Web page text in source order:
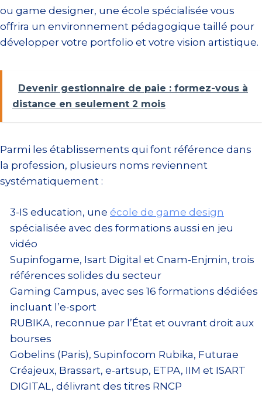
ou game designer, une école spécialisée vous
offrira un environnement pédagogique taillé pour
développer votre portfolio et votre vision artistique.
Devenir gestionnaire de paie : formez-vous à
distance en seulement 2 mois
Parmi les établissements qui font référence dans
la profession, plusieurs noms reviennent
systématiquement :
3-IS education, une école de game design
spécialisée avec des formations aussi en jeu
vidéo
Supinfogame, Isart Digital et Cnam-Enjmin, trois
références solides du secteur
Gaming Campus, avec ses 16 formations dédiées
incluant l’e-sport
RUBIKA, reconnue par l’État et ouvrant droit aux
bourses
Gobelins (Paris), Supinfocom Rubika, Futurae
Créajeux, Brassart, e-artsup, ETPA, IIM et ISART
DIGITAL, délivrant des titres RNCP